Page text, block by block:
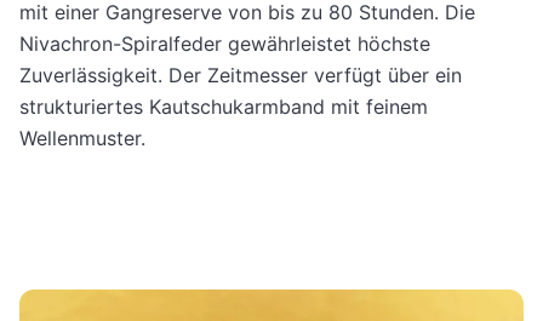
mit einer Gangreserve von bis zu 80 Stunden. Die
Nivachron-Spiralfeder gewährleistet höchste
Zuverlässigkeit. Der Zeitmesser verfügt über ein
strukturiertes Kautschukarmband mit feinem
Wellenmuster.